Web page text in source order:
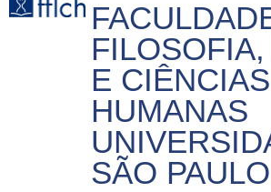
E CIÊNCIAS
HUMANAS
SÃO PAULO